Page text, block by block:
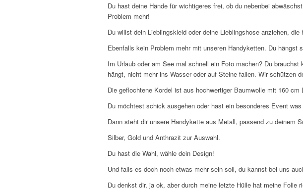
Du hast deine Hände für wichtigeres frei, ob du nebenbei
Problem mehr!
Du willst dein Lieblingskleid oder deine Lieblingshose anziehen,
Ebenfalls kein Problem mehr mit unseren Handyketten. Du
Im Urlaub oder am See mal schnell ein Foto machen? Du
hängt, nicht mehr ins Wasser oder auf Steine fallen. Wir schützen
Die geflochtene Kordel ist aus hochwertiger Baumwolle mit 160
Du möchtest schick ausgehen oder hast ein besonderes Event
Dann steht dir unsere Handykette aus Metall, passend zu deinem
Silber, Gold und Anthrazit zur Auswahl.
Du hast die Wahl, wähle dein Design!
Und falls es doch noch etwas mehr sein soll, du kannst bei uns
Du denkst dir, ja ok, aber durch meine letzte Hülle hat meine